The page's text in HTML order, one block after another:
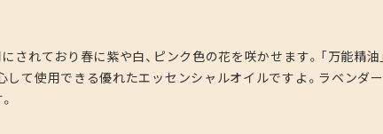
されており春に紫や白、ピンク色の花を咲かせます。「万能精油
して使用できる優れたエッセンシャルオイルですよ。ラベンダ